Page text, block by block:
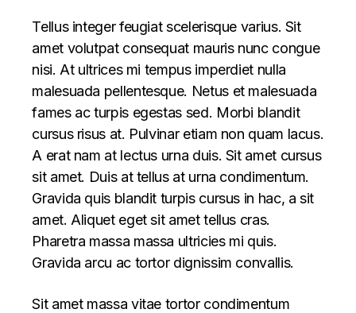
Tellus integer feugiat scelerisque varius. Sit
amet volutpat consequat mauris nunc congue
nisi. At ultrices mi tempus imperdiet nulla
malesuada pellentesque. Netus et malesuada
fames ac turpis egestas sed. Morbi blandit
cursus risus at. Pulvinar etiam non quam lacus.
A erat nam at lectus urna duis. Sit amet cursus
sit amet. Duis at tellus at urna condimentum.
Gravida quis blandit turpis cursus in hac, a sit
amet. Aliquet eget sit amet tellus cras.
Pharetra massa massa ultricies mi quis.
Gravida arcu ac tortor dignissim convallis.
Sit amet massa vitae tortor condimentum